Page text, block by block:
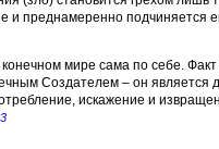
и преднамеренно подчиняется
мире сама по себе.
Создателем – он является
искажение и